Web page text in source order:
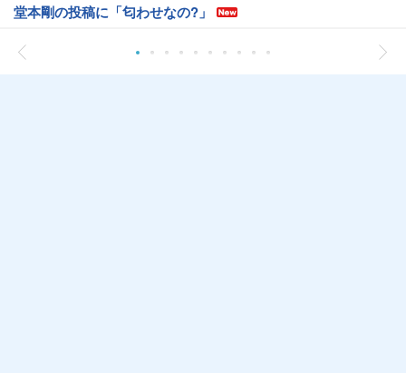
堂本剛の投稿に「匂わせなの?」